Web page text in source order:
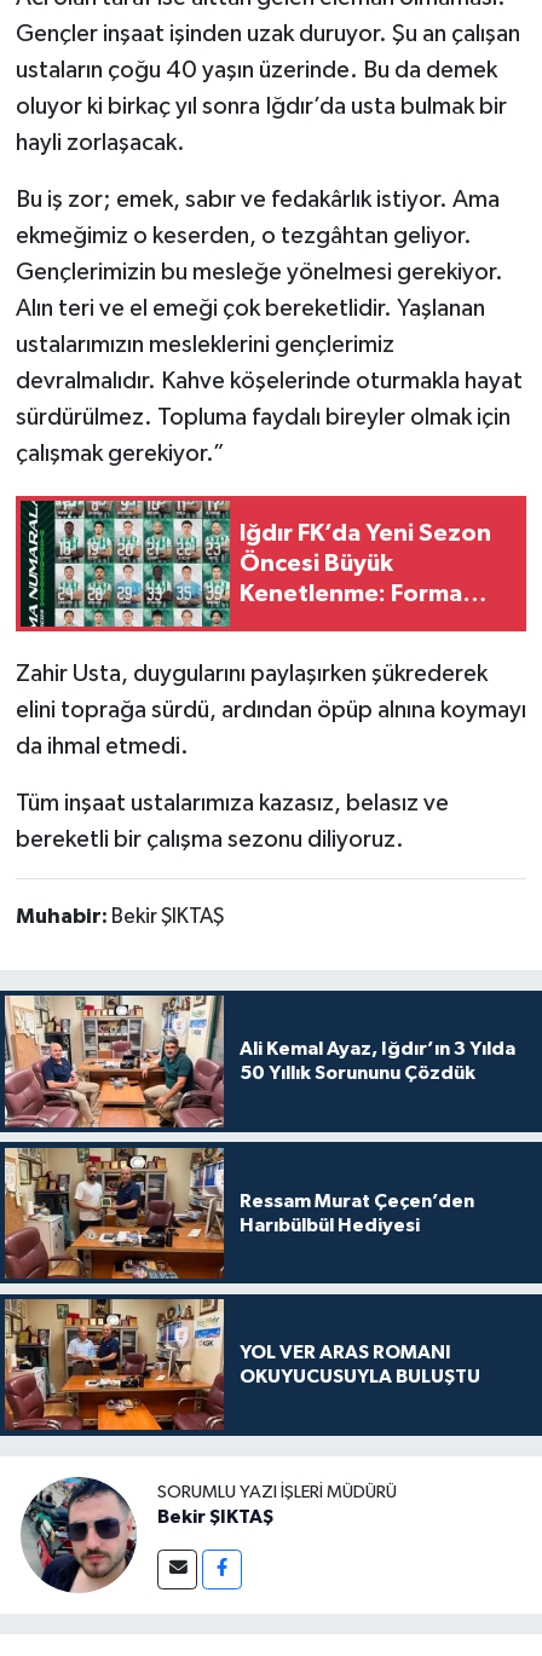
Gençler inşaat işinden uzak duruyor. Şu an çalışan
ustaların çoğu 40 yaşın üzerinde. Bu da demek
oluyor ki birkaç yıl sonra Iğdır’da usta bulmak bir
hayli zorlaşacak.
Bu iş zor; emek, sabır ve fedakârlık istiyor. Ama
ekmeğimiz o keserden, o tezgâhtan geliyor.
Gençlerimizin bu mesleğe yönelmesi gerekiyor.
Alın teri ve el emeği çok bereketlidir. Yaşlanan
ustalarımızın mesleklerini gençlerimiz
devralmalıdır. Kahve köşelerinde oturmakla hayat
sürdürülmez. Topluma faydalı bireyler olmak için
çalışmak gerekiyor.”
Iğdır FK’da Yeni Sezon
Öncesi Büyük
Kenetlenme: Forma
Zahir Usta, duygularını paylaşırken şükrederek
elini toprağa sürdü, ardından öpüp alnına koymayı
da ihmal etmedi.
Tüm inşaat ustalarımıza kazasız, belasız ve
bereketli bir çalışma sezonu diliyoruz.
Muhabir: Bekir ŞIKTAŞ
Ali Kemal Ayaz, Iğdır’ın 3 Yılda
50 Yıllık Sorununu Çözdük
Ressam Murat Çeçen’den
Harıbülbül Hediyesi
YOL VER ARAS ROMANI
OKUYUCUSUYLA BULUŞTU
SORUMLU YAZI İŞLERI MÜDÜRÜ
Bekir ŞIKTAŞ